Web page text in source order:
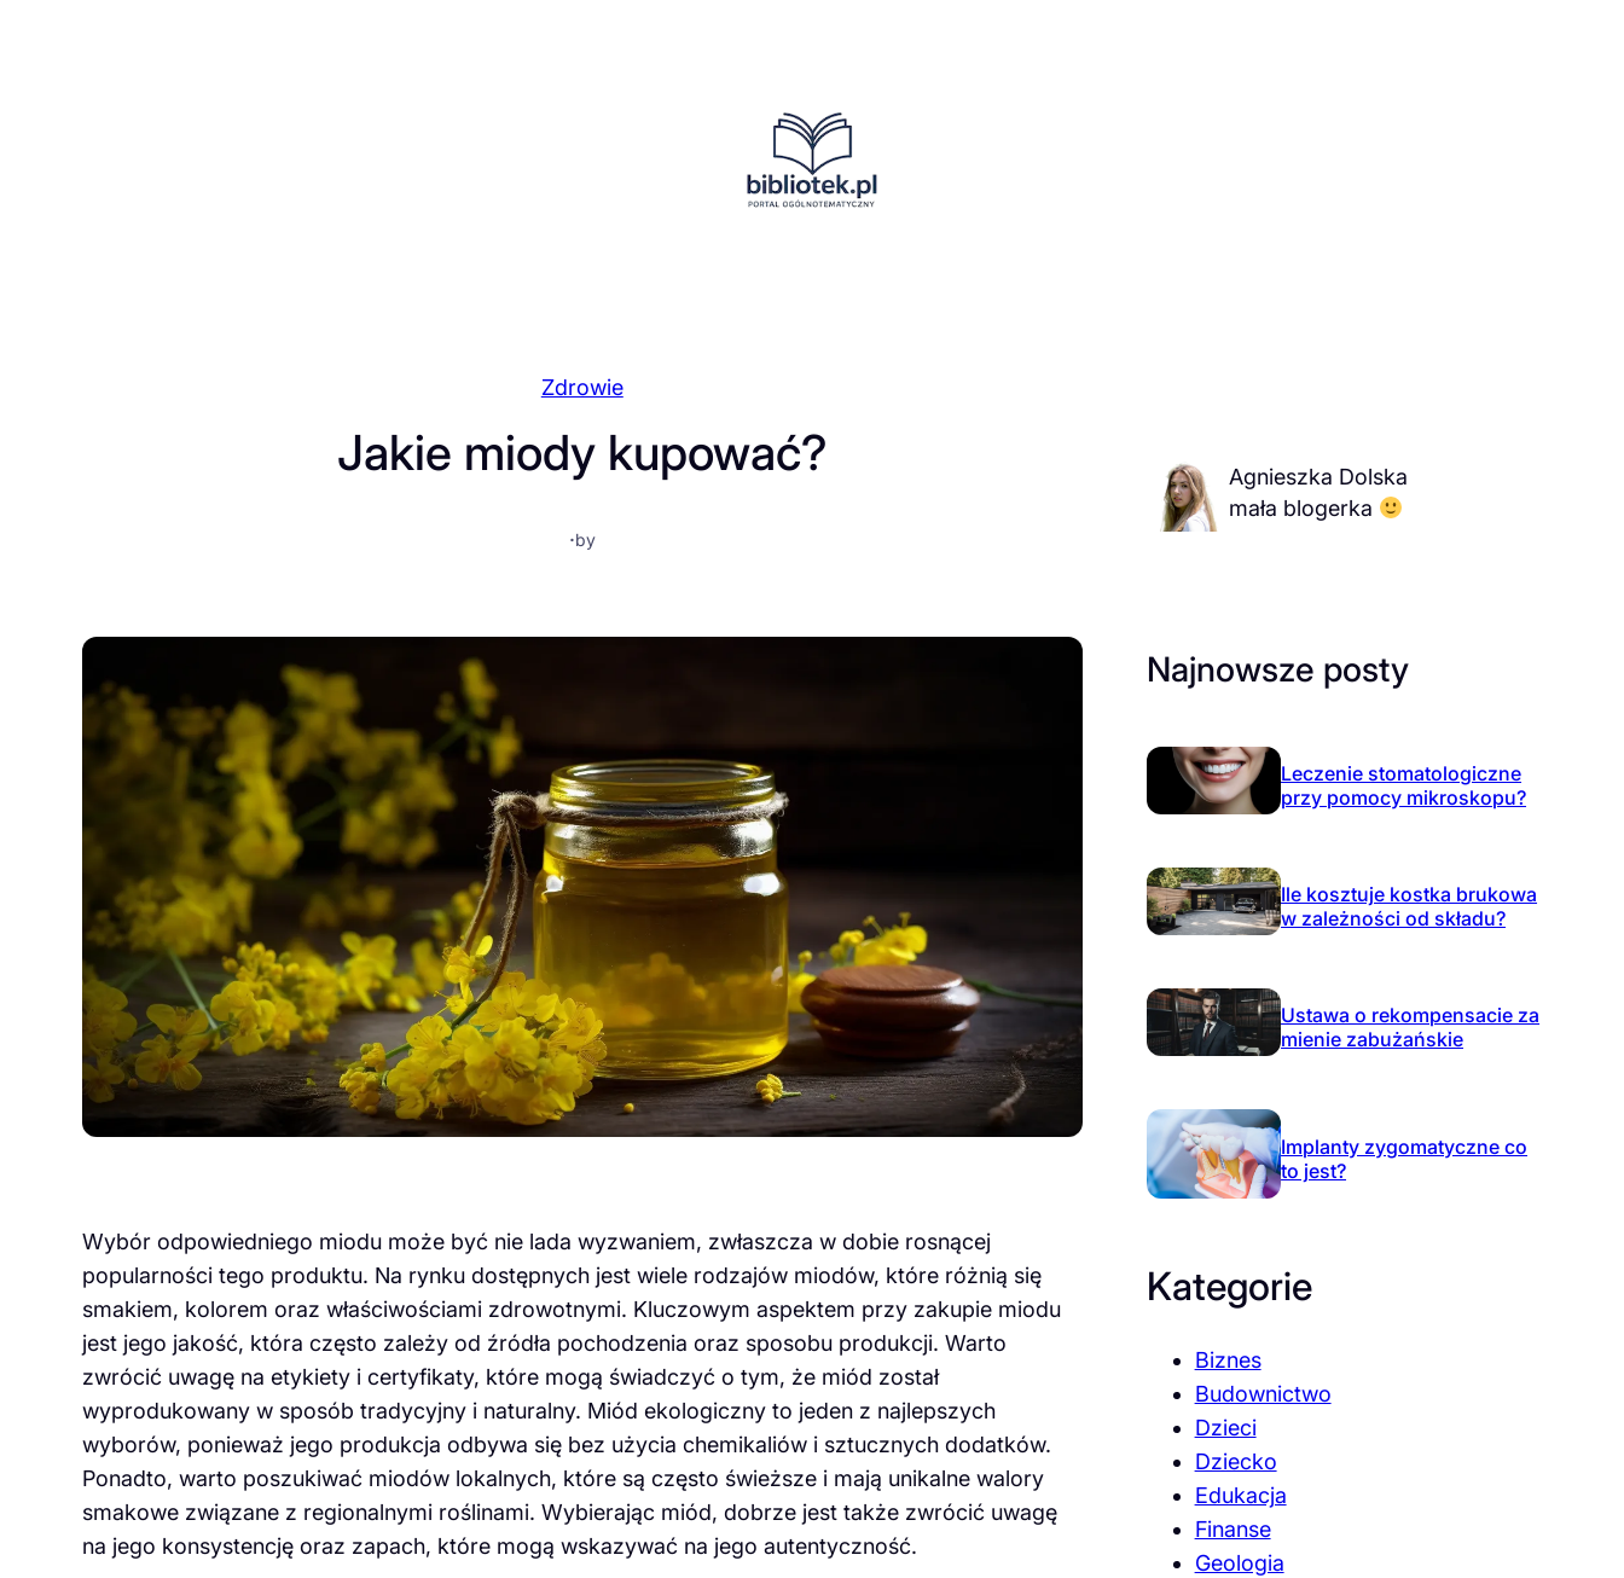
Zdrowie
Jakie miody kupować?
·by
Wybór odpowiedniego miodu może być nie lada wyzwaniem, zwłaszcza w dobie rosnącej
popularności tego produktu. Na rynku dostępnych jest wiele rodzajów miodów, które różnią się
smakiem, kolorem oraz właściwościami zdrowotnymi. Kluczowym aspektem przy zakupie miodu
jest jego jakość, która często zależy od źródła pochodzenia oraz sposobu produkcji. Warto
zwrócić uwagę na etykiety i certyfikaty, które mogą świadczyć o tym, że miód został
wyprodukowany w sposób tradycyjny i naturalny. Miód ekologiczny to jeden z najlepszych
wyborów, ponieważ jego produkcja odbywa się bez użycia chemikaliów i sztucznych dodatków.
Ponadto, warto poszukiwać miodów lokalnych, które są często świeższe i mają unikalne walory
smakowe związane z regionalnymi roślinami. Wybierając miód, dobrze jest także zwrócić uwagę
na jego konsystencję oraz zapach, które mogą wskazywać na jego autentyczność.
Agnieszka Dolska
mała blogerka
Najnowsze posty
Leczenie stomatologiczne
przy pomocy mikroskopu?
Ile kosztuje kostka brukowa
w zależności od składu?
Ustawa o rekompensacie za
mienie zabużańskie
Implanty zygomatyczne co
to jest?
Kategorie
Biznes
Budownictwo
Dzieci
Dziecko
Edukacja
Finanse
Geologia